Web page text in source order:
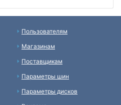
Пользователям
Магазинам
Поставщикам
Параметры шин
Параметры дисков